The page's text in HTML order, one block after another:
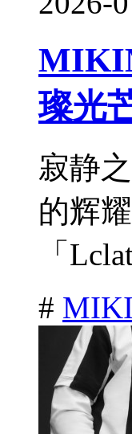
璨光
寂静
的辉
「
#